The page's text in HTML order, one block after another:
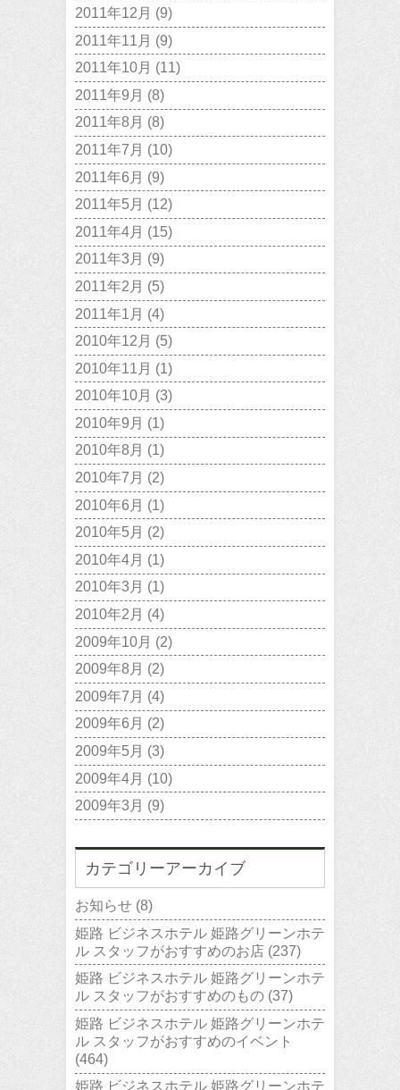
2011年12月 (9)
2011年11月 (9)
2011年10月 (11)
2011年9月 (8)
2011年8月 (8)
2011年7月 (10)
2011年6月 (9)
2011年5月 (12)
2011年4月 (15)
2011年3月 (9)
2011年2月 (5)
2011年1月 (4)
2010年12月 (5)
2010年11月 (1)
2010年10月 (3)
2010年9月 (1)
2010年8月 (1)
2010年7月 (2)
2010年6月 (1)
2010年5月 (2)
2010年4月 (1)
2010年3月 (1)
2010年2月 (4)
2009年10月 (2)
2009年8月 (2)
2009年7月 (4)
2009年6月 (2)
2009年5月 (3)
2009年4月 (10)
2009年3月 (9)
カテゴリーアーカイブ
お知らせ (8)
姫路 ビジネスホテル 姫路グリーンホテ
ル スタッフがおすすめのお店 (237)
姫路 ビジネスホテル 姫路グリーンホテ
ル スタッフがおすすめのもの (37)
姫路 ビジネスホテル 姫路グリーンホテ
ル スタッフがおすすめのイベント
(464)
姫路 ビジネスホテル 姫路グリーンホテ